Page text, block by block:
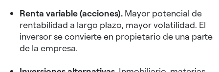
Renta variable (acciones). Mayor potencial de
rentabilidad a largo plazo, mayor volatilidad. El
inversor se convierte en propietario de una parte
de la empresa.